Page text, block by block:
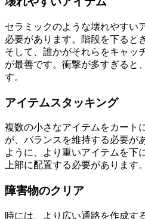
セラミックのような壊れやすい
必要があります。階段を下ると
そして、誰かがそれらをキャッ
が最善です。衝撃が多すぎると
す。
アイテムスタッキング
複数の小さなアイテムをカート
が、バランスを維持する必要が
ように、より重いアイテムを下
上部に配置する必要があります。
障害物のクリア
時には、より広い通路を作成す